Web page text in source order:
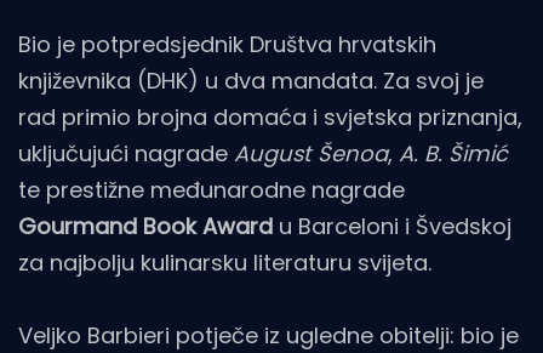
Bio je potpredsjednik Društva hrvatskih
književnika (DHK) u dva mandata. Za svoj je
rad primio brojna domaća i svjetska priznanja,
uključujući nagrade August Šenoa, A. B. Šimić
te prestižne međunarodne nagrade
Gourmand Book Award u Barceloni i Švedskoj
za najbolju kulinarsku literaturu svijeta.
Veljko Barbieri potječe iz ugledne obitelji: bio je